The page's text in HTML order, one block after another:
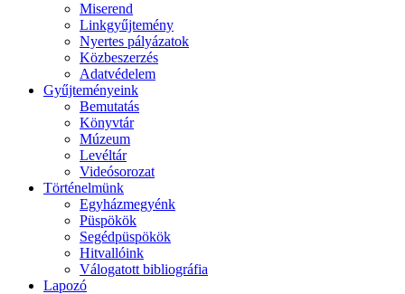
Miserend
Linkgyűjtemény
Nyertes pályázatok
Közbeszerzés
Adatvédelem
Gyűjteményeink
Bemutatás
Könyvtár
Múzeum
Levéltár
Videósorozat
Történelmünk
Egyházmegyénk
Püspökök
Segédpüspökök
Hitvallóink
Válogatott bibliográfia
Lapozó